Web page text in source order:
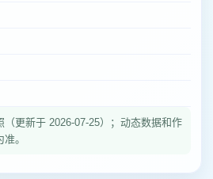
更新于 2026-07-25）；动态数据和作
。